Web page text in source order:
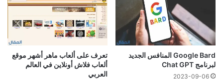
Google Bard المنافس الجديد
لبرنامج Chat GPT
2023-09-06
تعرف على ألعاب ماهر أشهر موقع
ألعاب فلاش أونلاين في العالم
العربي